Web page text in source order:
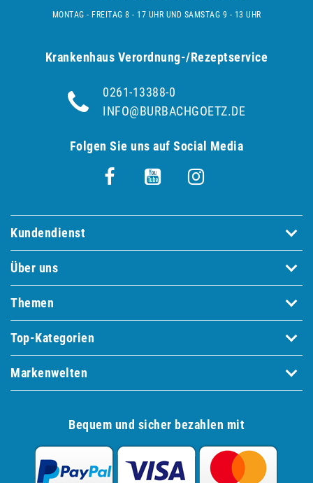
MONTAG - FREITAG 8 - 17 UHR UND SAMSTAG 9 - 13 UHR
Krankenhaus Verordnung-/Rezeptservice
0261-13388-0
INFO@BURBACHGOETZ.DE
Folgen Sie uns auf Social Media
Kundendienst
Über uns
Themen
Top-Kategorien
Markenwelten
Bequem und sicher bezahlen mit